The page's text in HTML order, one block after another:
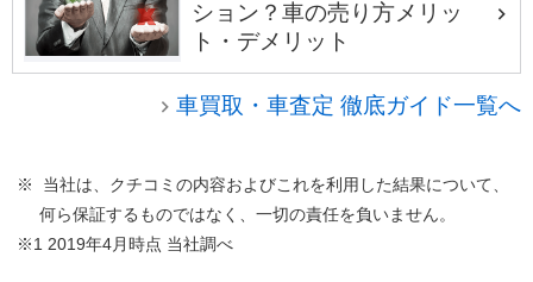
ション？車の売り方メリッ
ト・デメリット
車買取・車査定 徹底ガイド一覧へ
※ 当社は、クチコミの内容およびこれを利用した結果について、
何ら保証するものではなく、一切の責任を負いません。
※1 2019年4月時点 当社調べ